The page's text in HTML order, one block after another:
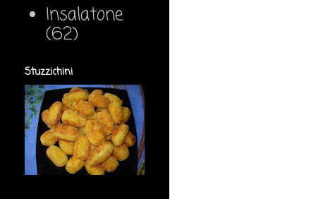
Insalatone
(62)
Stuzzichini